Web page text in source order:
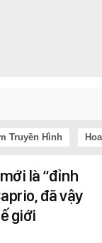
Truyền Hình
là “đỉnh
đã vậy
giới